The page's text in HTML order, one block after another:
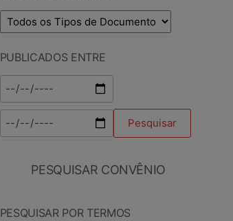
PUBLICADOS ENTRE
PESQUISAR CONVÊNIO
PESQUISAR POR TERMOS